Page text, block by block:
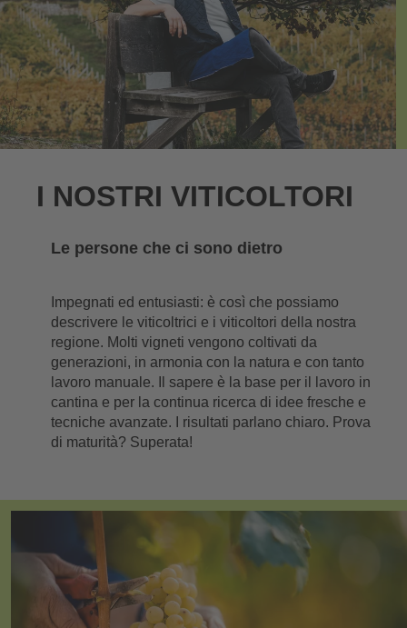
I NOSTRI VITICOLTORI
Le persone che ci sono dietro
Impegnati ed entusiasti: è così che possiamo
descrivere le viticoltrici e i viticoltori della nostra
regione. Molti vigneti vengono coltivati da
generazioni, in armonia con la natura e con tanto
lavoro manuale. Il sapere è la base per il lavoro in
cantina e per la continua ricerca di idee fresche e
tecniche avanzate. I risultati parlano chiaro. Prova
di maturità? Superata!